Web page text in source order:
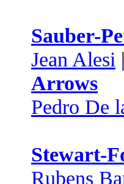
Sauber-
Jean Alesi |
Arrows
Pedro De
Stewart-
Rubens